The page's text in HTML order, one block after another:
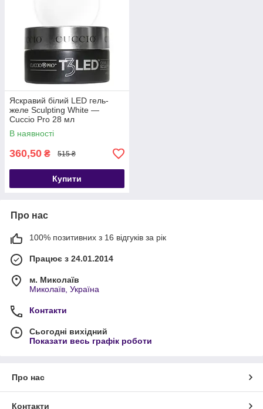
Яскравий білий LED гель-
желе Sculpting White —
Cuccio Pro 28 мл
В наявності
360,50 ₴ 515 ₴
Купити
Про нас
100% позитивних з 16 відгуків за рік
Працює з 24.01.2014
м. Миколаїв
Миколаїв, Україна
Контакти
Сьогодні вихідний
Показати весь графік роботи
Про нас
Контакти